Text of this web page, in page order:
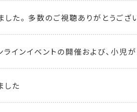
た。 多数のご視聴ありがとうござ
インイベントの開催および、小児
した